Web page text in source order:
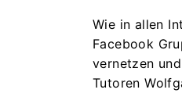
Wie in allen
Facebook
vernetzen
Tutoren